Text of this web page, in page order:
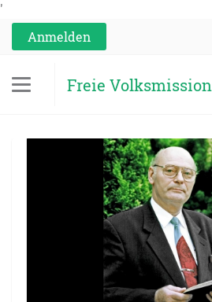
'
Anmelden
Freie Volksmission